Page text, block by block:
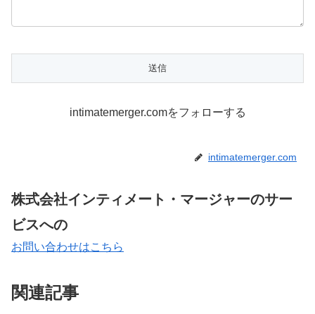
intimatemerger.comをフォローする
intimatemerger.com
株式会社インティメート・マージャーのサー
ビスへの
お問い合わせはこちら
関連記事